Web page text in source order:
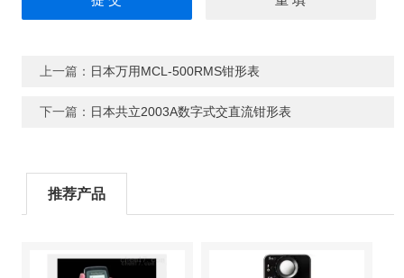
上一篇： 日本万用MCL-500RMS钳形表
下一篇： 日本共立2003A数字式交直流钳形表
推荐产品